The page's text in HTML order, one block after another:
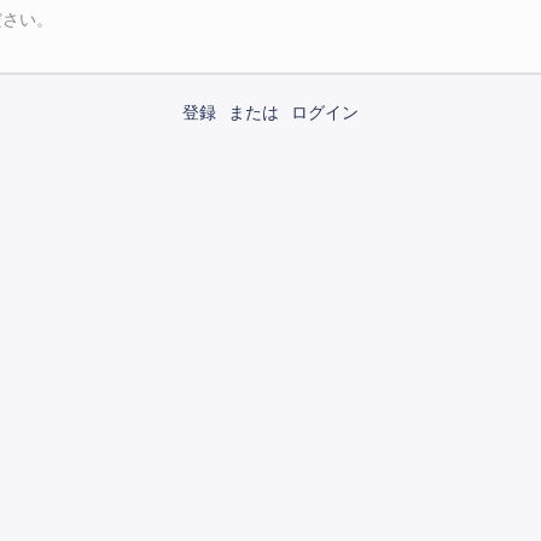
い。
登録 または ログイン